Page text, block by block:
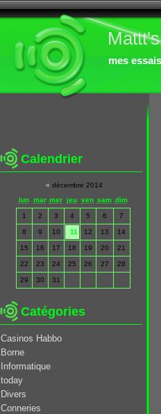
mes
Calendrier
« décembre 2014
lun mar mer jeu ven sam dim
1 2 3 4 5 6 7
8 9 10 11 12 13 14
15 16 17 18 19 20 21
22 23 24 25 26 27 28
29 30 31
Catégories
Casinos Habbo
Borne
Informatique
today
Divers
Conneries